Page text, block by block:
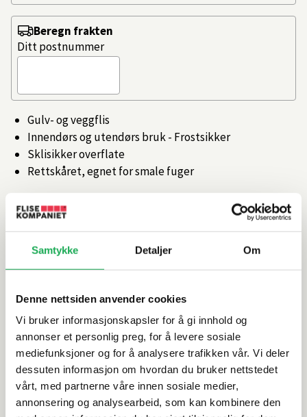
Samtykke Detaljer Om
Denne nettsiden anvender cookies
Vi bruker informasjonskapsler for å gi innhold og
annonser et personlig preg, for å levere sosiale
mediefunksjoner og for å analysere trafikken vår. Vi deler
dessuten informasjon om hvordan du bruker nettstedet
vårt, med partnerne våre innen sosiale medier,
annonsering og analysearbeid, som kan kombinere den
Gulv- og veggflis
Innendørs og utendørs bruk - Frostsikker
Sklisikker overflate
Rettskåret, egnet for smale fuger
Beregn frakten
Ditt postnummer
Produktinformasjon
Spesifikasjoner
Rengjøring og vedlikehold
Leveringsinformasjon
Dokumentasjon